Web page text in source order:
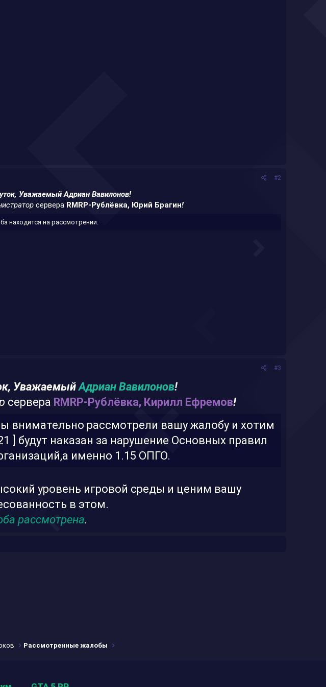
#2
Уважаемый Адриан Вавилонов!
сервера RMRP-Рублёвка, Юрий Брагин!
находится на рассмотрении.​
#3
УважаемыйАдриан Вавилонов!
сервера RMRP-Рублёвка, Кирилл Ефремов!
внимательно рассмотрели вашу жалобу и хотим
] будут наказан за нарушение Основных правил
,а именно 1.15 ОПГО.
уровень игровой среды и ценим вашу
в этом.
рассмотрена.
Рассмотренные жалобы